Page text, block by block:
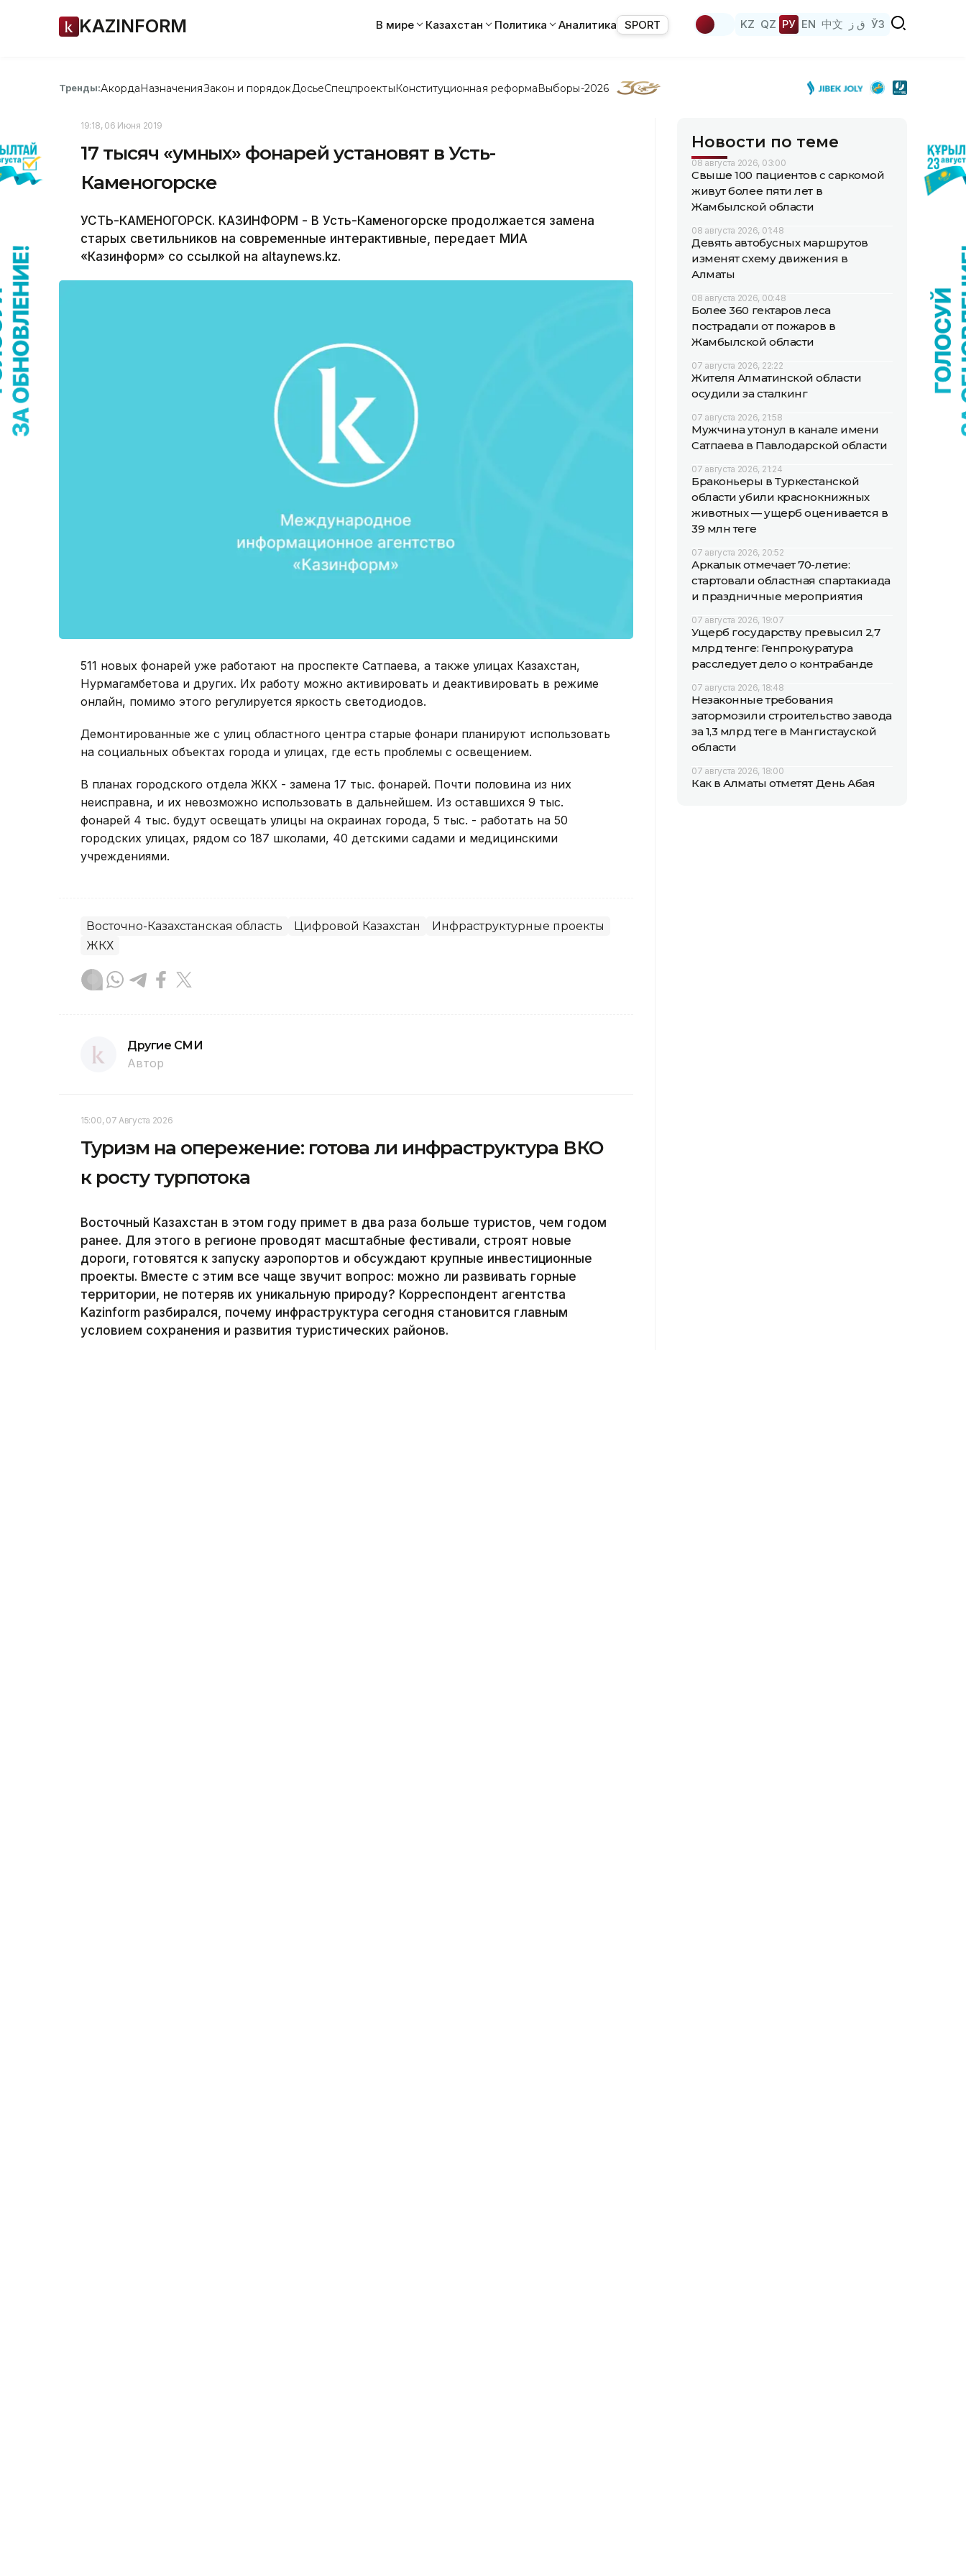
KAZINFORM В мире Казахстан Политика Аналитика SPORT KZ QZ РУ EN 中文 ق ز ЎЗ
Тренды:АкордаНазначенияЗакон и порядок ДосьеСпецпроектыКонституционная реформаВыборы-2026
19:18, 06 Июня 2019
17 тысяч «умных» фонарей установят в Усть-
Каменогорске
УСТЬ-КАМЕНОГОРСК. КАЗИНФОРМ - В Усть-Каменогорске продолжается замена
старых светильников на современные интерактивные, передает МИА
«Казинформ» со ссылкой на altaynews.kz.
511 новых фонарей уже работают на проспекте Сатпаева, а также улицах Казахстан,
Нурмагамбетова и других. Их работу можно активировать и деактивировать в режиме
онлайн, помимо этого регулируется яркость светодиодов.
Демонтированные же с улиц областного центра старые фонари планируют использовать
на социальных объектах города и улицах, где есть проблемы с освещением.
В планах городского отдела ЖКХ - замена 17 тыс. фонарей. Почти половина из них
неисправна, и их невозможно использовать в дальнейшем. Из оставшихся 9 тыс.
фонарей 4 тыс. будут освещать улицы на окраинах города, 5 тыс. - работать на 50
городских улицах, рядом со 187 школами, 40 детскими садами и медицинскими
учреждениями.
Восточно-Казахстанская область Цифровой Казахстан
Инфраструктурные проекты
ЖКХ
Другие СМИ
Автор
15:00, 07 Августа 2026
Туризм на опережение: готова ли инфраструктура ВКО
к росту турпотока
Восточный Казахстан в этом году примет в два раза больше туристов, чем годом
ранее. Для этого в регионе проводят масштабные фестивали, строят новые
дороги, готовятся к запуску аэропортов и обсуждают крупные инвестиционные
проекты. Вместе с этим все чаще звучит вопрос: можно ли развивать горные
территории, не потеряв их уникальную природу? Корреспондент агентства
Kazinform разбирался, почему инфраструктура сегодня становится главным
условием сохранения и развития туристических районов.
Новости по теме
08 августа 2026, 03:00
Свыше 100 пациентов с саркомой
живут более пяти лет в
Жамбылской области
08 августа 2026, 01:48
Девять автобусных маршрутов
изменят схему движения в
Алматы
08 августа 2026, 00:48
Более 360 гектаров леса
пострадали от пожаров в
Жамбылской области
07 августа 2026, 22:22
Жителя Алматинской области
осудили за сталкинг
07 августа 2026, 21:58
Мужчина утонул в канале имени
Сатпаева в Павлодарской области
07 августа 2026, 21:24
Браконьеры в Туркестанской
области убили краснокнижных
животных — ущерб оценивается в
39 млн теңге
07 августа 2026, 20:52
Аркалык отмечает 70-летие:
стартовали областная спартакиада
и праздничные мероприятия
07 августа 2026, 19:07
Ущерб государству превысил 2,7
млрд тенге: Генпрокуратура
расследует дело о контрабанде
07 августа 2026, 18:48
Незаконные требования
затормозили строительство завода
за 1,3 млрд теңге в Мангистауской
области
07 августа 2026, 18:00
Как в Алматы отметят День Абая